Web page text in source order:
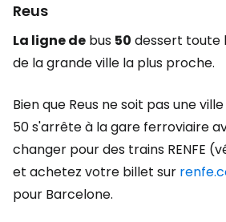
Reus
La ligne de bus 50 dessert toute
de la grande ville la plus proche.
Bien que Reus ne soit pas une
50 s'arrête à la gare ferroviaire
changer pour des trains RENFE
et achetez votre billet sur
pour Barcelone.